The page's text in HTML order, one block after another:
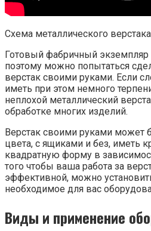
Схема металлического
Готовый фабричный экземпляр
поэтому можно попытаться
верстак своими руками. Если
иметь при этом немного
неплохой металлический
обработке многих изделий.
Верстак своими руками может
цвета, с ящиками и без, иметь
квадратную форму в
того чтобы ваша работа за
эффективной, можно
необходимое для вас
Виды и применение